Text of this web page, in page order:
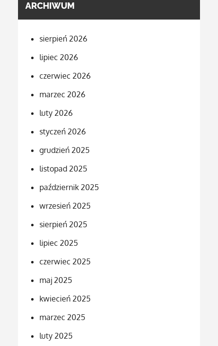
ARCHIWUM
sierpień 2026
lipiec 2026
czerwiec 2026
marzec 2026
luty 2026
styczeń 2026
grudzień 2025
listopad 2025
październik 2025
wrzesień 2025
sierpień 2025
lipiec 2025
czerwiec 2025
maj 2025
kwiecień 2025
marzec 2025
luty 2025